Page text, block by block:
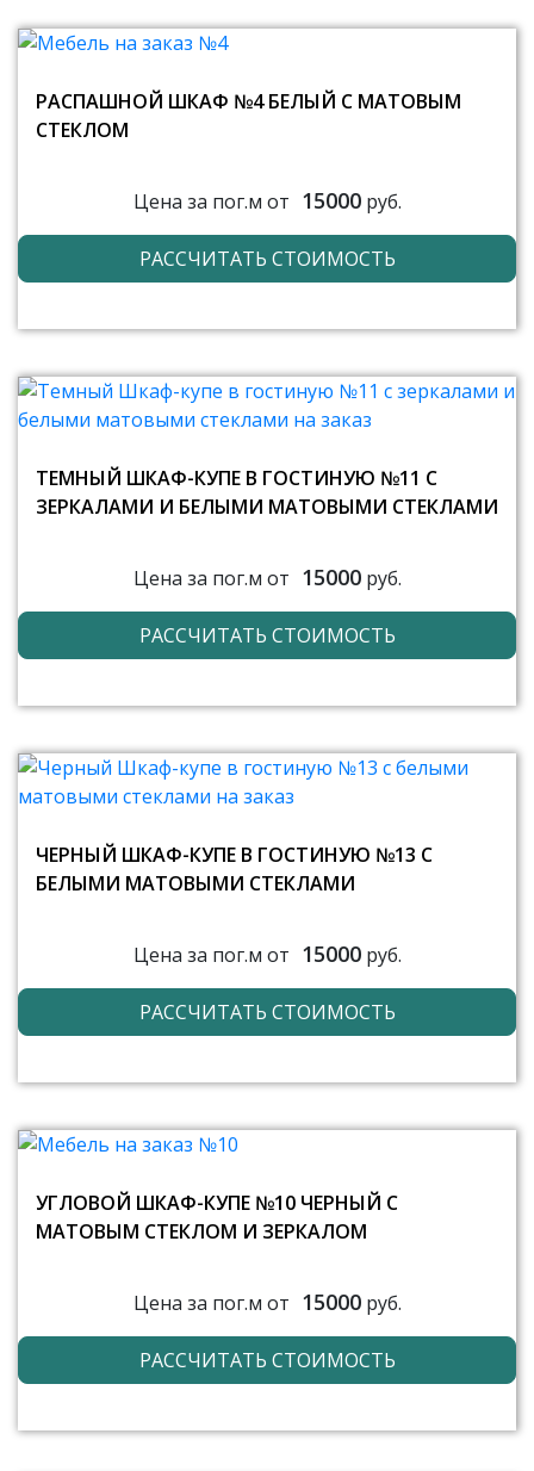
РАСПАШНОЙ ШКАФ №4 БЕЛЫЙ С МАТОВЫМ
СТЕКЛОМ
Цена за пог.м от 15000руб.
РАССЧИТАТЬ СТОИМОСТЬ
ТЕМНЫЙ ШКАФ-КУПЕ В ГОСТИНУЮ №11 С
ЗЕРКАЛАМИ И БЕЛЫМИ МАТОВЫМИ СТЕКЛАМИ
Цена за пог.м от 15000руб.
РАССЧИТАТЬ СТОИМОСТЬ
ЧЕРНЫЙ ШКАФ-КУПЕ В ГОСТИНУЮ №13 С
БЕЛЫМИ МАТОВЫМИ СТЕКЛАМИ
Цена за пог.м от 15000руб.
РАССЧИТАТЬ СТОИМОСТЬ
УГЛОВОЙ ШКАФ-КУПЕ №10 ЧЕРНЫЙ С
МАТОВЫМ СТЕКЛОМ И ЗЕРКАЛОМ
Цена за пог.м от 15000руб.
РАССЧИТАТЬ СТОИМОСТЬ